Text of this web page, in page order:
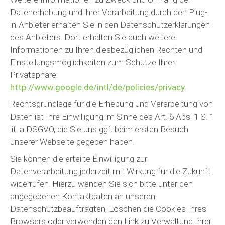
Datenerhebung und ihrer Verarbeitung durch den Plug-
in-Anbieter erhalten Sie in den Datenschutzerklärungen
des Anbieters. Dort erhalten Sie auch weitere
Informationen zu Ihren diesbezüglichen Rechten und
Einstellungsmöglichkeiten zum Schutze Ihrer
Privatsphäre:
http://www.google.de/intl/de/policies/privacy
Rechtsgrundlage für die Erhebung und Verarbeitung von
Daten ist Ihre Einwilligung im Sinne des Art. 6 Abs. 1 S. 1
lit. a DSGVO, die Sie uns ggf. beim ersten Besuch
unserer Webseite gegeben haben.
Sie können die erteilte Einwilligung zur
Datenverarbeitung jederzeit mit Wirkung für die Zukunft
widerrufen. Hierzu wenden Sie sich bitte unter den
angegebenen Kontaktdaten an unseren
Datenschutzbeauftragten, Löschen die Cookies Ihres
Browsers oder verwenden den Link zu Verwaltung Ihrer